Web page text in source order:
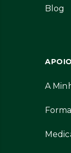
Blog
APOIO
A